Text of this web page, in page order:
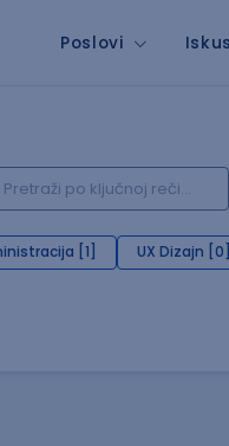
Poslovi
[1] UX Dizajn [0]